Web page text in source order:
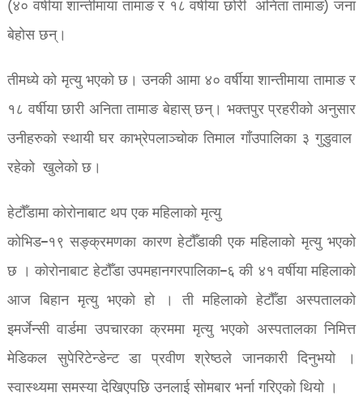
(४० वर्षीया शान्तीमाया तामाङ र १८ वर्षीया छोरी अनिता तामाङ) जना
बेहोस छन्।
तीमध्ये को मृत्यु भएको छ। उनकी आमा ४० वर्षीया शान्तीमाया तामाङ र
१८ वर्षीया छारी अनिता तामाङ बेहास् छन्। भक्तपुर प्रहरीको अनुसार
उनीहरुको स्थायी घर काभ्रेपलाञ्चोक तिमाल गाँउपालिका ३ गुडुवाल
रहेको खुलेको छ।
हेटौँडामा कोरोनाबाट थप एक महिलाको मृत्यु
कोभिड–१९ सङ्क्रमणका कारण हेटौँडाकी एक महिलाको मृत्यु भएको
छ । कोरोनाबाट हेटौँडा उपमहानगरपालिका–६ की ४१ वर्षीया महिलाको
आज बिहान मृत्यु भएको हो । ती महिलाको हेटौँडा अस्पतालको
इमर्जेन्सी वार्डमा उपचारका क्रममा मृत्यु भएको अस्पतालका निमित्त
मेडिकल सुपेरिटेन्डेन्ट डा प्रवीण श्रेष्ठले जानकारी दिनुभयो ।
स्वास्थ्यमा समस्या देखिएपछि उनलाई सोमबार भर्ना गरिएको थियो ।